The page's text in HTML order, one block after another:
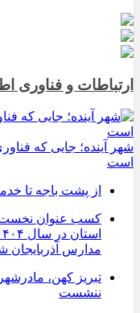
ارتباطات و فناوری
شهر آینده؛ جایی که
است
از پشت باجه تا
کسب عنوان نخست
مدارس آذربایجان
تبریز کهن،
ننشست